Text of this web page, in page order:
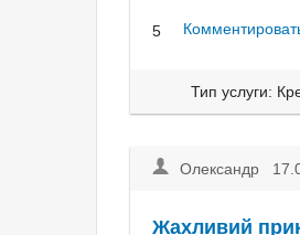
5
Тип услуги:
Олександр
Жахливий